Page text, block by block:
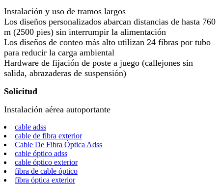
Instalación y uso de tramos largos
Los diseños personalizados abarcan distancias de hasta 760
m (2500 pies) sin interrumpir la alimentación
Los diseños de conteo más alto utilizan 24 fibras por tubo
para reducir la carga ambiental
Hardware de fijación de poste a juego (callejones sin
salida, abrazaderas de suspensión)
Solicitud
Instalación aérea autoportante
cable adss
cable de fibra exterior
Cable De Fibra Óptica Adss
cable óptico adss
cable óptico exterior
fibra de cable óptico
fibra óptica exterior